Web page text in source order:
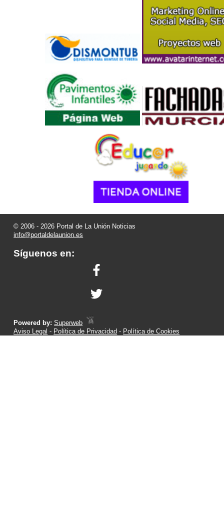
© 2006 - 2026 Portal de La Unión Noticias
info@portaldelaunion.es
Síguenos en:
Powered by:Superweb
Aviso Legal - Política de Privacidad - Política de Cookies